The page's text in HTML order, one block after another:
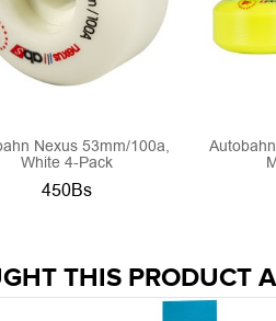
Nexus 53mm/100a,
White 4-Pack
450Bs
THIS PRODUCT